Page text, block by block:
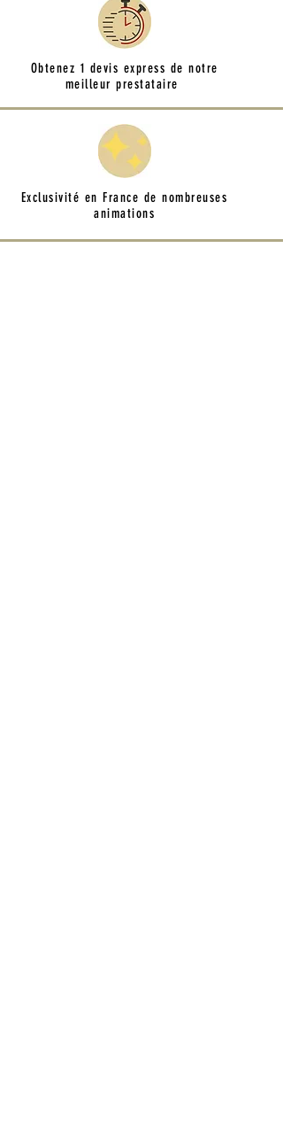
Obtenez 1 devis express de notre
meilleur prestataire
Exclusivité en France de nombreuses
animations